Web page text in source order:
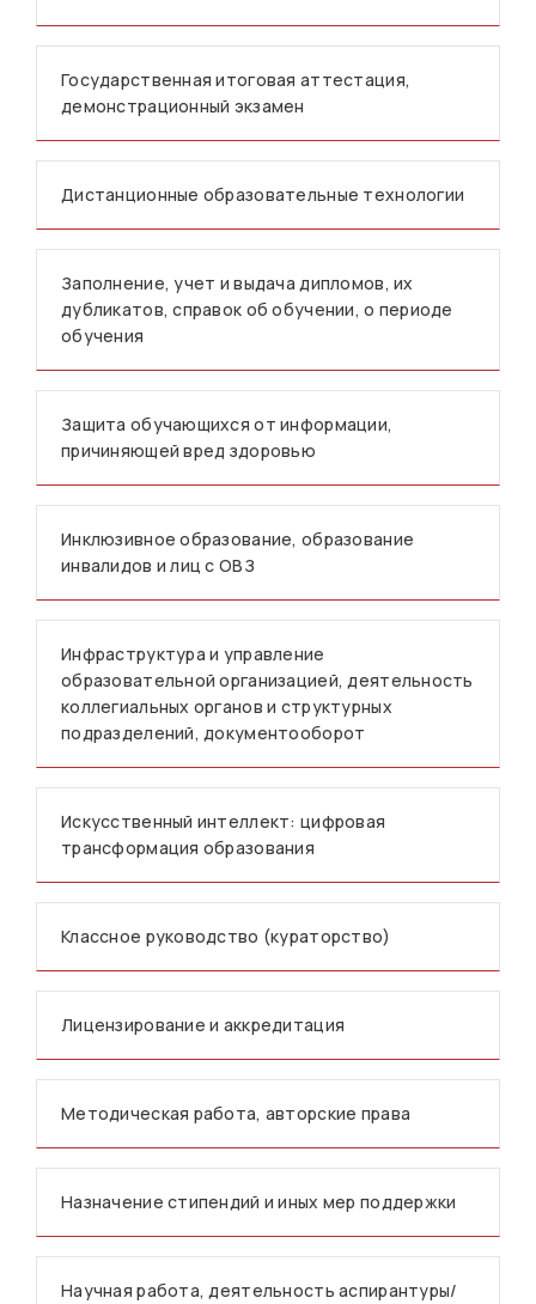
Государственная итоговая аттестация,
демонстрационный экзамен
Дистанционные образовательные технологии
Заполнение, учет и выдача дипломов, их
дубликатов, справок об обучении, о периоде
обучения
Защита обучающихся от информации,
причиняющей вред здоровью
Инклюзивное образование, образование
инвалидов и лиц с ОВЗ
Инфраструктура и управление
образовательной организацией, деятельность
коллегиальных органов и структурных
подразделений, документооборот
Искусственный интеллект: цифровая
трансформация образования
Классное руководство (кураторство)
Лицензирование и аккредитация
Методическая работа, авторские права
Назначение стипендий и иных мер поддержки
Научная работа, деятельность аспирантуры/